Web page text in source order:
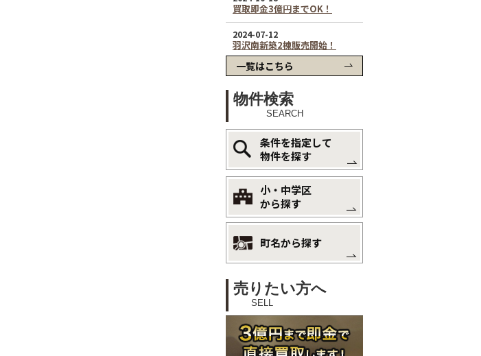
一覧はこちら
物件検索
SEARCH
条件を指定して
物件を探す
小・中学区
から探す
町名から探す
売りたい方へ
SELL